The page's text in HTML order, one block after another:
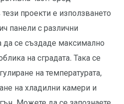
проекти е използването
панели с различни
да се създаде максимално
на сградата. Така се
на температурата,
на хладилни камери и